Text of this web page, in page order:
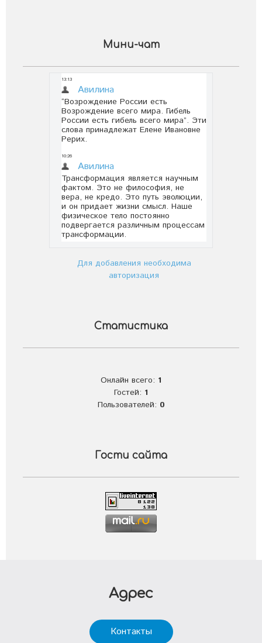
Мини-чат
Для добавления необходима
авторизация
Статистика
Онлайн всего: 1
Гостей: 1
Пользователей: 0
Гости сайта
Адрес
Контакты